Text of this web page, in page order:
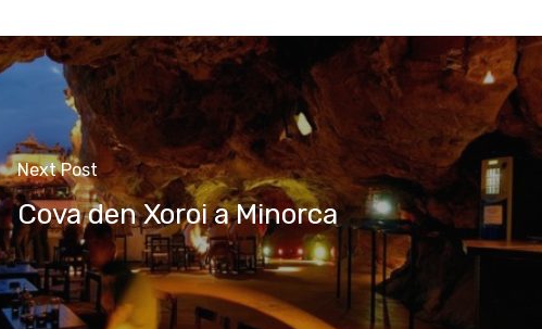
Next Post
Cova den Xoroi a Minorca